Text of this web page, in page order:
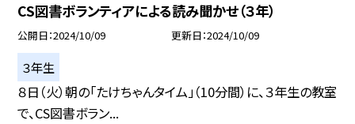
CS図書ボランティアによる読み聞かせ（３年）
公開日 2024/10/09 更新日 2024/10/09
３年生
８日（火）朝の「たけちゃんタイム」（10分間）に、３年生の教室
で、CS図書ボラン...